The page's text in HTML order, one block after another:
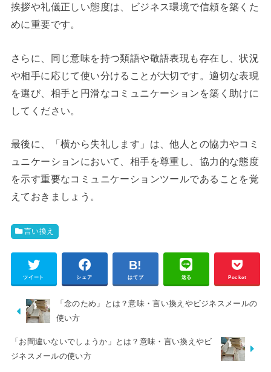
挨拶や礼儀正しい態度は、ビジネス環境で信頼を築くた
めに重要です。
さらに、同じ意味を持つ類語や敬語表現も存在し、状況
や相手に応じて使い分けることが大切です。適切な表現
を選び、相手と円滑なコミュニケーションを築く助けに
してください。
最後に、「横から失礼します」は、他人との協力やコミ
ュニケーションにおいて、相手を尊重し、協力的な態度
を示す重要なコミュニケーションツールであることを覚
えておきましょう。
言い換え
ツイート シェア はてブ 送る Pocket
「念のため」とは？意味・言い換えやビジネスメールの
使い方
「お間違いないでしょうか」とは？意味・言い換えやビ
ジネスメールの使い方